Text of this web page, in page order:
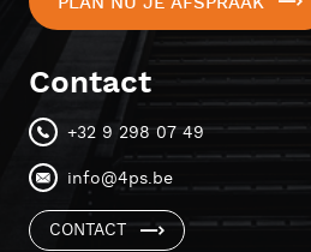
Contact
+32 9 298 07 49
info@4ps.be
CONTACT